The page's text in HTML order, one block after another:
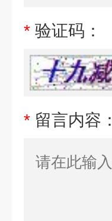
* 验证码：
* 留言内容：